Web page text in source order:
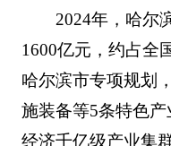
2024年，哈尔
1600亿元，约占全
哈尔滨市专项规划
施装备等5条特色
经济千亿级产业集群